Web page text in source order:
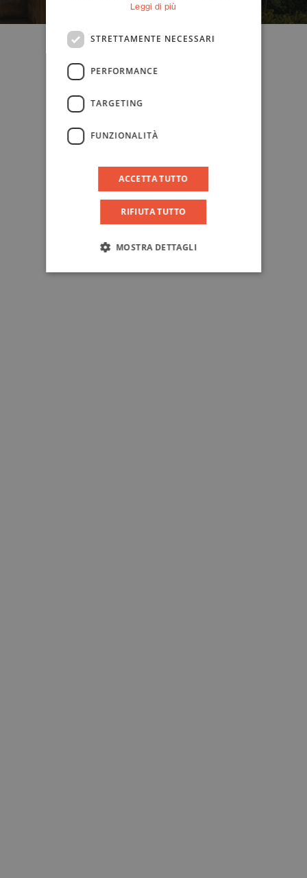
Leggi di più
STRETTAMENTE NECESSARI
PERFORMANCE
TARGETING
FUNZIONALITÀ
ACCETTA TUTTO
RIFIUTA TUTTO
MOSTRA DETTAGLI